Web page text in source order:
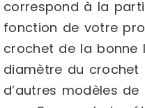
correspond à la
fonction de votre
crochet de la bonne
diamètre du crochet
d’autres modèles